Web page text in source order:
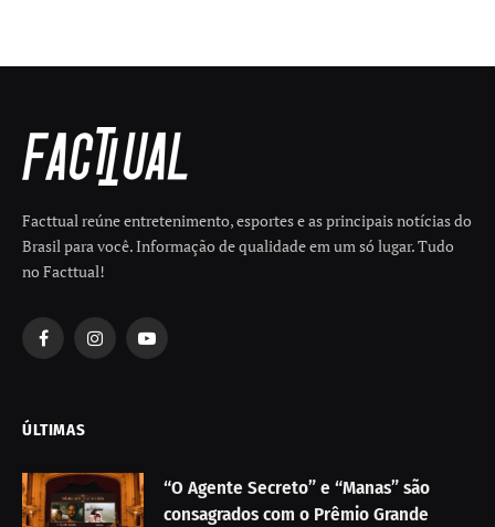
Facttual reúne entretenimento, esportes e as principais notícias do
Brasil para você. Informação de qualidade em um só lugar. Tudo
no Facttual!
FacebookInstagramYouTube
ÚLTIMAS
“O Agente Secreto” e “Manas” são
consagrados com o Prêmio Grande